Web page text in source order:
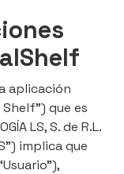
aplicación
que es
LS, S. de R.L.
implica que